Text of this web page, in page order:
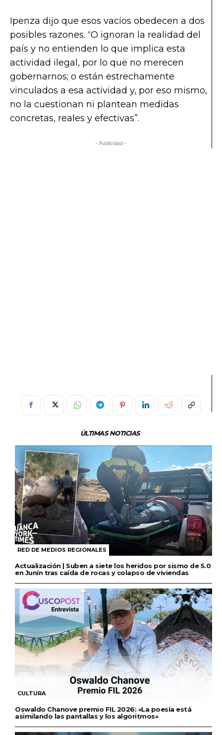
Ipenza dijo que esos vacíos obedecen a dos
posibles razones. “O ignoran la realidad del
país y no entienden lo que implica esta
actividad ilegal, por lo que no merecen
gobernarnos; o están estrechamente
vinculados a esa actividad y, por eso mismo,
no la cuestionan ni plantean medidas
concretas, reales y efectivas”.
- Publicidad -
ÚLTIMAS NOTICIAS
RED DE MEDIOS REGIONALES
Actualización | Suben a siete los heridos por sismo de 5.0
en Junín tras caída de rocas y colapso de viviendas
CULTURA
Oswaldo Chanove premio FIL 2026: «La poesía está
asimilando las pantallas y los algoritmos»